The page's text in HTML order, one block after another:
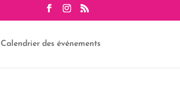
Calendrier des événements